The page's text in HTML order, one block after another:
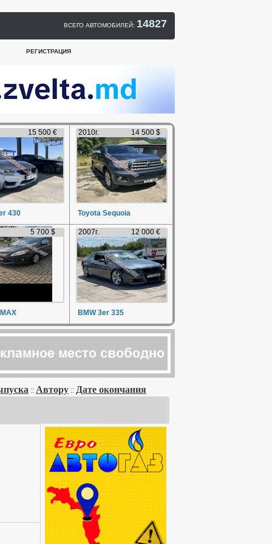
ВСЕГО АВТОМОБИЛЕЙ: 14827
РЕГИСТРАЦИЯ
15 500 €
430
2010г. 14 500 $
Toyota Sequoia
5 700 $ 2007г. 12 000 €
BMW 3er 335
:: Автору :: Дате окончания